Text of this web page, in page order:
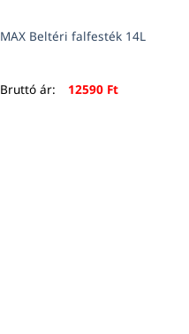
MAX Beltéri falfesték 14L
Bruttó ár: 12590 Ft